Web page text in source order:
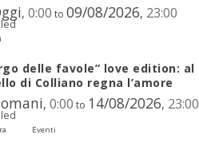
, 0:00 to 09/08/2026, 23:00
delle favole” love edition: al
di Colliano regna l’amore
, 0:00 to 14/08/2026, 23:00
Eventi